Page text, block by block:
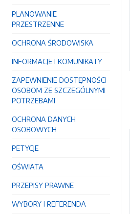
PLANOWANIE
PRZESTRZENNE
OCHRONA ŚRODOWISKA
INFORMACJE I KOMUNIKATY
ZAPEWNIENIE DOSTĘPNOŚCI
OSOBOM ZE SZCZEGÓLNYMI
POTRZEBAMI
OCHRONA DANYCH
OSOBOWYCH
PETYCJE
OŚWIATA
PRZEPISY PRAWNE
WYBORY I REFERENDA